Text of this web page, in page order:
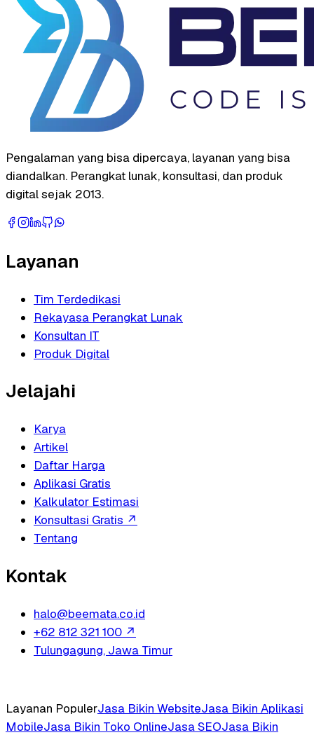
Pengalaman yang bisa dipercaya, layanan yang bisa
diandalkan. Perangkat lunak, konsultasi, dan produk
digital sejak 2013.
Layanan
Tim Terdedikasi
Rekayasa Perangkat Lunak
Konsultan IT
Produk Digital
Jelajahi
Karya
Artikel
Daftar Harga
Aplikasi Gratis
Kalkulator Estimasi
Konsultasi Gratis ↗
Tentang
Kontak
halo@beemata.co.id
+62 812 321 100 ↗
Tulungagung, Jawa Timur
Layanan PopulerJasa Bikin WebsiteJasa Bikin Aplikasi
MobileJasa Bikin Toko OnlineJasa SEOJasa Bikin